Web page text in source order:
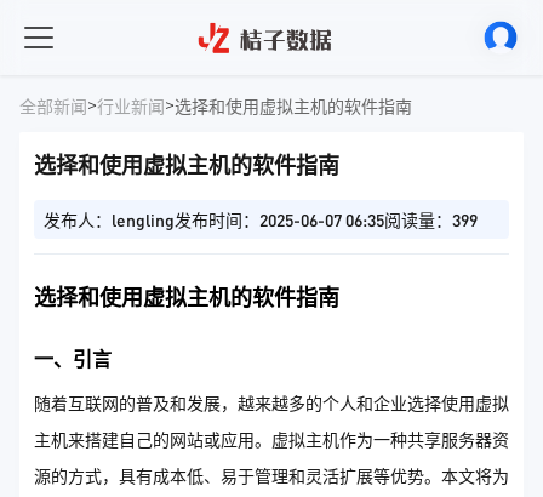
全部新闻>行业新闻>选择和使用虚拟主机的软件指南
选择和使用虚拟主机的软件指南
发布人：lengling发布时间：2025-06-07 06:35阅读量：399
选择和使用虚拟主机的软件指南
一、引言
随着互联网的普及和发展，越来越多的个人和企业选择使用虚拟
主机来搭建自己的网站或应用。虚拟主机作为一种共享服务器资
源的方式，具有成本低、易于管理和灵活扩展等优势。本文将为